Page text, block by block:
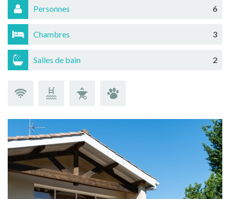
Personnes 6
Chambres 3
Salles de bain 2